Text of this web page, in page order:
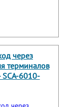
через
терминалов
6010-